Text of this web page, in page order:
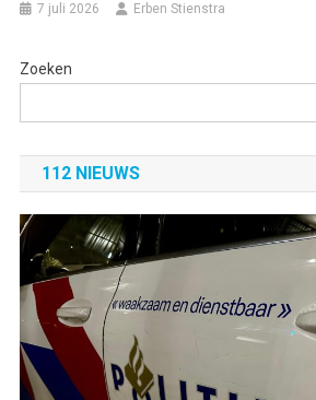
7 juli 2026 Erben Stienstra
Zoeken
112 NIEUWS